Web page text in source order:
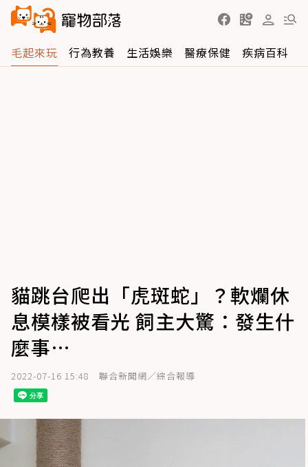
毛起來玩 行為教養 生活娛樂 醫療保健 疾病百科
貓跳台爬出「虎斑蛇」？軟爛休
息模樣被看光 飼主大驚：發生什
麼事…
2022-07-16 15:48 聯合新聞網／綜合報導